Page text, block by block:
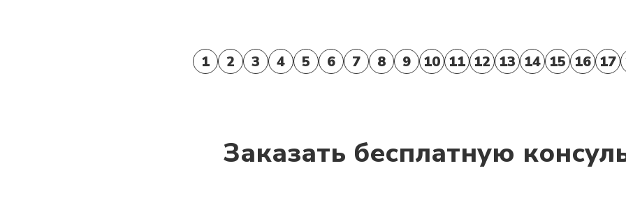
1 2 3 4 5 6 7 8 9 10 11 12 13 14 15 16 17
Заказать бесплатную